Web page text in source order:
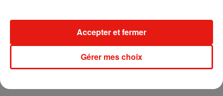
Gérer mes choix
Accepter et fermer